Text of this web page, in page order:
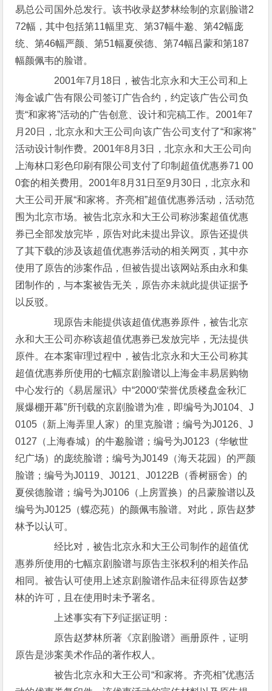
易总公司国外总发行。该书收录赵梦林绘制的京剧脸谱2
72幅，其中包括第11幅里克、第37幅牛邈、第42幅庞
统、第46幅严颜、第51幅夏侯德、第74幅吕蒙和第187
幅颜佩韦的脸谱。
2001年7月18日，被告北京永和大王公司和上
海金诚广告有限公司签订广告合约，约定该广告公司负
责“和家将”活动的广告创意、设计和完稿工作。2001年7
月20日，北京永和大王公司向该广告公司支付了“和家将”
活动设计制作费。2001年8月3日，北京永和大王公司向
上海林口彩色印刷有限公司支付了印制超值优惠券71 00
0套的相关费用。2001年8月31日至9月30日，北京永和
大王公司开展“和家将。齐亮相”超值优惠券活动，活动范
围为北京市场。被告北京永和大王公司称涉案超值优惠
券已全部发放完毕，原告对此未提出异议。原告还提供
了其下载的涉及该超值优惠券活动的相关网页，其中亦
使用了原告的涉案作品，但被告提出该网站系由永和集
团制作的，与本案被告无关，原告亦未就此提供证据予
以反驳。
现原告未能提供该超值优惠券原件，被告北京
永和大王公司亦称该超值优惠券已发放完毕，无法提供
原件。在本案审理过程中，被告北京永和大王公司称其
超值优惠券所使用的七幅京剧脸谱以上海金丰易居购物
中心发行的《易居屋讯》中“2000‘荣誉优质楼盘金秋汇
展爆棚开幕”所刊载的京剧脸谱为准，即编号为J0104、J
0105（新上海弄里人家）的里克脸谱；编号为J0126、J
0127（上海春城）的牛邈脸谱；编号为J0123（华敏世
纪广场）的庞统脸谱；编号为J0149（海天花园）的严颜
脸谱；编号为J0119、J0121、J0122B（香树丽舍）的
夏侯德脸谱；编号为J0106（上房置换）的吕蒙脸谱以及
编号为J0125（蝶恋苑）的颜佩韦脸谱。对此，原告赵梦
林予以认可。
经比对，被告北京永和大王公司制作的超值优
惠券所使用的七幅京剧脸谱与原告主张权利的相关作品
相同。被告认可使用上述京剧脸谱作品未征得原告赵梦
林的许可，且在使用时未予署名。
上述事实有下列证据证明：
原告赵梦林所著《京剧脸谱》画册原件，证明
原告是涉案美术作品的著作权人。
被告北京永和大王公司“和家将。齐亮相”优惠活